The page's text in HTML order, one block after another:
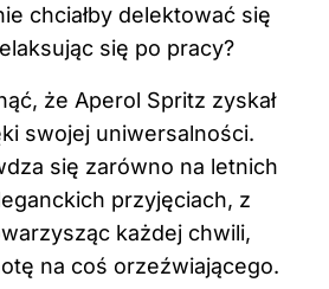
chciałby delektować się
się po pracy?
że Aperol Spritz zyskał
swojej uniwersalności.
się zarówno na letnich
przyjęciach, z
każdej chwili,
na coś orzeźwiającego.